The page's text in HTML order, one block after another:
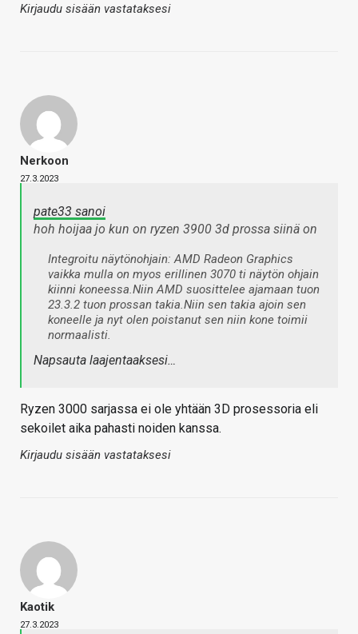
Kirjaudu sisään vastataksesi
Nerkoon
27.3.2023
pate33 sanoi
hoh hoijaa jo kun on ryzen 3900 3d prossa siinä on
Integroitu näytönohjain: AMD Radeon Graphics
vaikka mulla on myos erillinen 3070 ti näytön ohjain
kiinni koneessa.Niin AMD suosittelee ajamaan tuon
23.3.2 tuon prossan takia.Niin sen takia ajoin sen
koneelle ja nyt olen poistanut sen niin kone toimii
normaalisti.
Napsauta laajentaaksesi…
Ryzen 3000 sarjassa ei ole yhtään 3D prosessoria eli
sekoilet aika pahasti noiden kanssa.
Kirjaudu sisään vastataksesi
Kaotik
27.3.2023